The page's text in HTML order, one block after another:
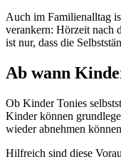
Auch im Familienalltag
verankern: Hörzeit nach
ist nur, dass die
Ab wann
Ob Kinder Tonies
Kinder können
wieder abnehmen
Hilfreich sind diese